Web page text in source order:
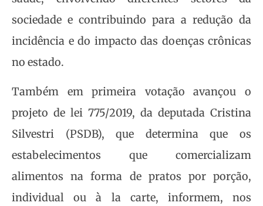
sociedade e contribuindo para a redução da
incidência e do impacto das doenças crônicas
no estado.
Também em primeira votação avançou o
projeto de lei 775/2019, da deputada Cristina
Silvestri (PSDB), que determina que os
estabelecimentos que comercializam
alimentos na forma de pratos por porção,
individual ou à la carte, informem, nos